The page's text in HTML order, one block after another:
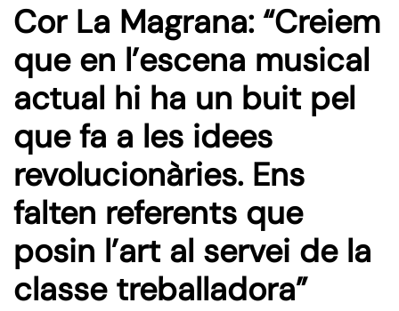
Cor La Magrana: “Creiem
que en l’escena musical
actual hi ha un buit pel
que fa a les idees
revolucionàries. Ens
falten referents que
posin l’art al servei de la
classe treballadora”